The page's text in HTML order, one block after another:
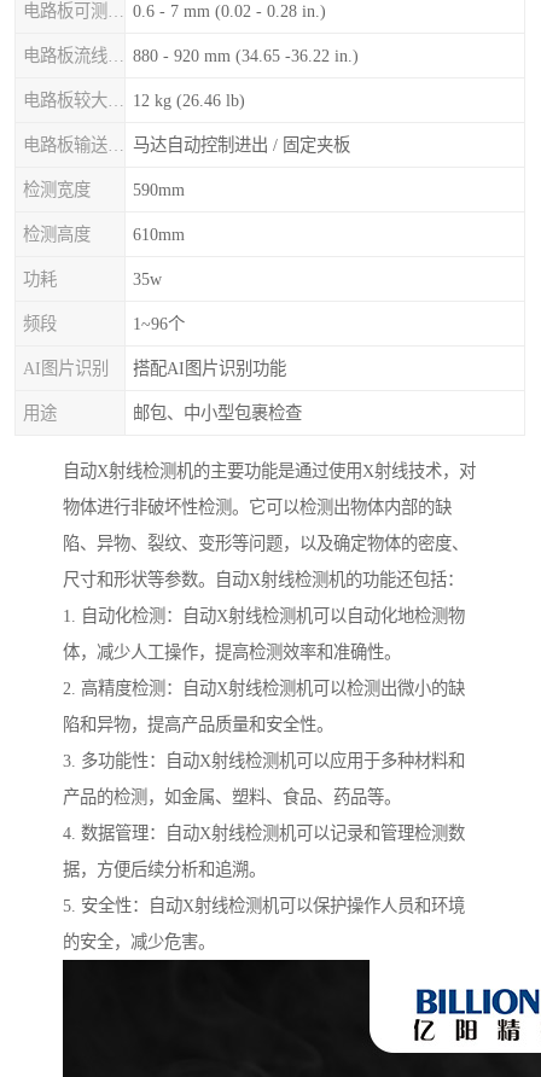
0.6 - 7 mm (0.02 - 0.28 in.)
880 - 920 mm (34.65 -36.22 in.)
12 kg (26.46 lb)
马达自动控制进出 / 固定夹板
检测宽度 590mm
检测高度 610mm
功耗 35w
频段 1~96个
AI图片识别 搭配AI图片识别功能
用途 邮包、中小型包裹检查
自动X射线检测机的主要功能是通过使用X射线技术，对
物体进行非破坏性检测。它可以检测出物体内部的缺
陷、异物、裂纹、变形等问题，以及确定物体的密度、
尺寸和形状等参数。自动X射线检测机的功能还包括：
1. 自动化检测：自动X射线检测机可以自动化地检测物
体，减少人工操作，提高检测效率和准确性。
2. 高精度检测：自动X射线检测机可以检测出微小的缺
陷和异物，提高产品质量和安全性。
3. 多功能性：自动X射线检测机可以应用于多种材料和
产品的检测，如金属、塑料、食品、药品等。
4. 数据管理：自动X射线检测机可以记录和管理检测数
据，方便后续分析和追溯。
5. 安全性：自动X射线检测机可以保护操作人员和环境
的安全，减少危害。